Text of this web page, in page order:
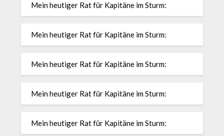
Mein heutiger Rat für Kapitäne im Sturm:
Mein heutiger Rat für Kapitäne im Sturm:
Mein heutiger Rat für Kapitäne im Sturm:
Mein heutiger Rat für Kapitäne im Sturm:
Mein heutiger Rat für Kapitäne im Sturm: